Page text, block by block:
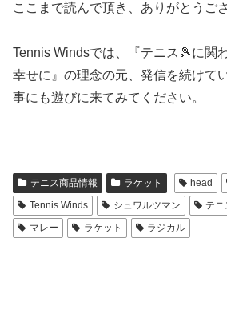
ここまで読んで頂き、ありがとうご
Tennis Windsでは、『テニス🎾に関
幸せに』の理念の元、発信を続けて
事にも遊びに来てみてください。
テニス商品情報 ラケット head
Tennis Winds
シュワルツマン テニ
マレー
ラケット ラジカル